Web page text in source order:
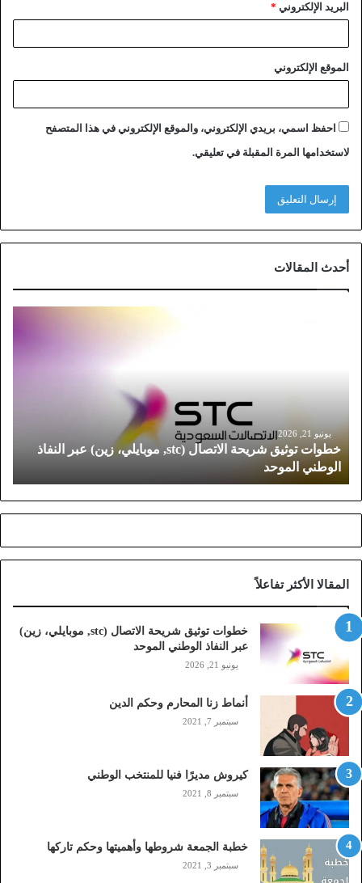
البريد الإلكتروني *
الموقع الإلكتروني
احفظ اسمي، بريدي الإلكتروني، والموقع الإلكتروني في هذا المتصفح
لاستخدامها المرة المقبلة في تعليقي.
أحدث المقالات
و
ش
ر
ل
ا
ت
ص
ل
(
s
,
م
و
ب
ا
ي
ل
ي
يونيو 21, 2026
خطوات توثيق شريحة الاتصال (stc, موبايلي، زين) عبر النفاذ
الوطني الموحد
المقالا الأكثر تفاعلاً
خطوات توثيق شريحة الاتصال (stc, موبايلي، زين)
عبر النفاذ الوطني الموحد
يونيو 21, 2026
أنماط زنا المحارم وحكم الدين
سبتمبر 7, 2021
كيروش مديرًا فنيا للمنتخب الوطني
سبتمبر 8, 2021
خطبة الجمعة شروطها وأهميتها وحكم تاركها
سبتمبر 3, 2021